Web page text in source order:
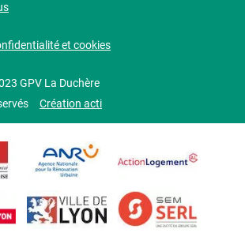
et cookies
GPV La Duchère
Création acti